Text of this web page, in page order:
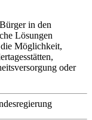
in den
Lösungen
Möglichkeit,
oder